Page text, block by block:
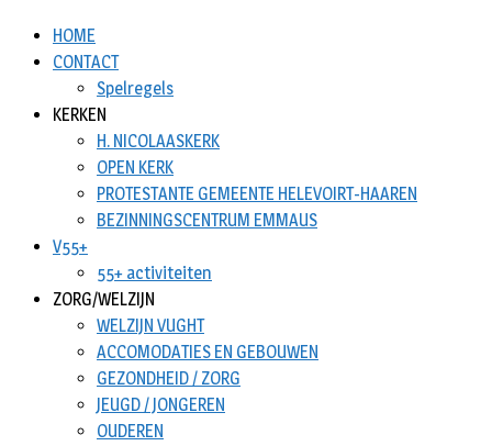
HOME
CONTACT
Spelregels
KERKEN
H. NICOLAASKERK
OPEN KERK
PROTESTANTE GEMEENTE HELEVOIRT-HAAREN
BEZINNINGSCENTRUM EMMAUS
V55+
55+ activiteiten
ZORG/WELZIJN
WELZIJN VUGHT
ACCOMODATIES EN GEBOUWEN
GEZONDHEID / ZORG
JEUGD / JONGEREN
OUDEREN